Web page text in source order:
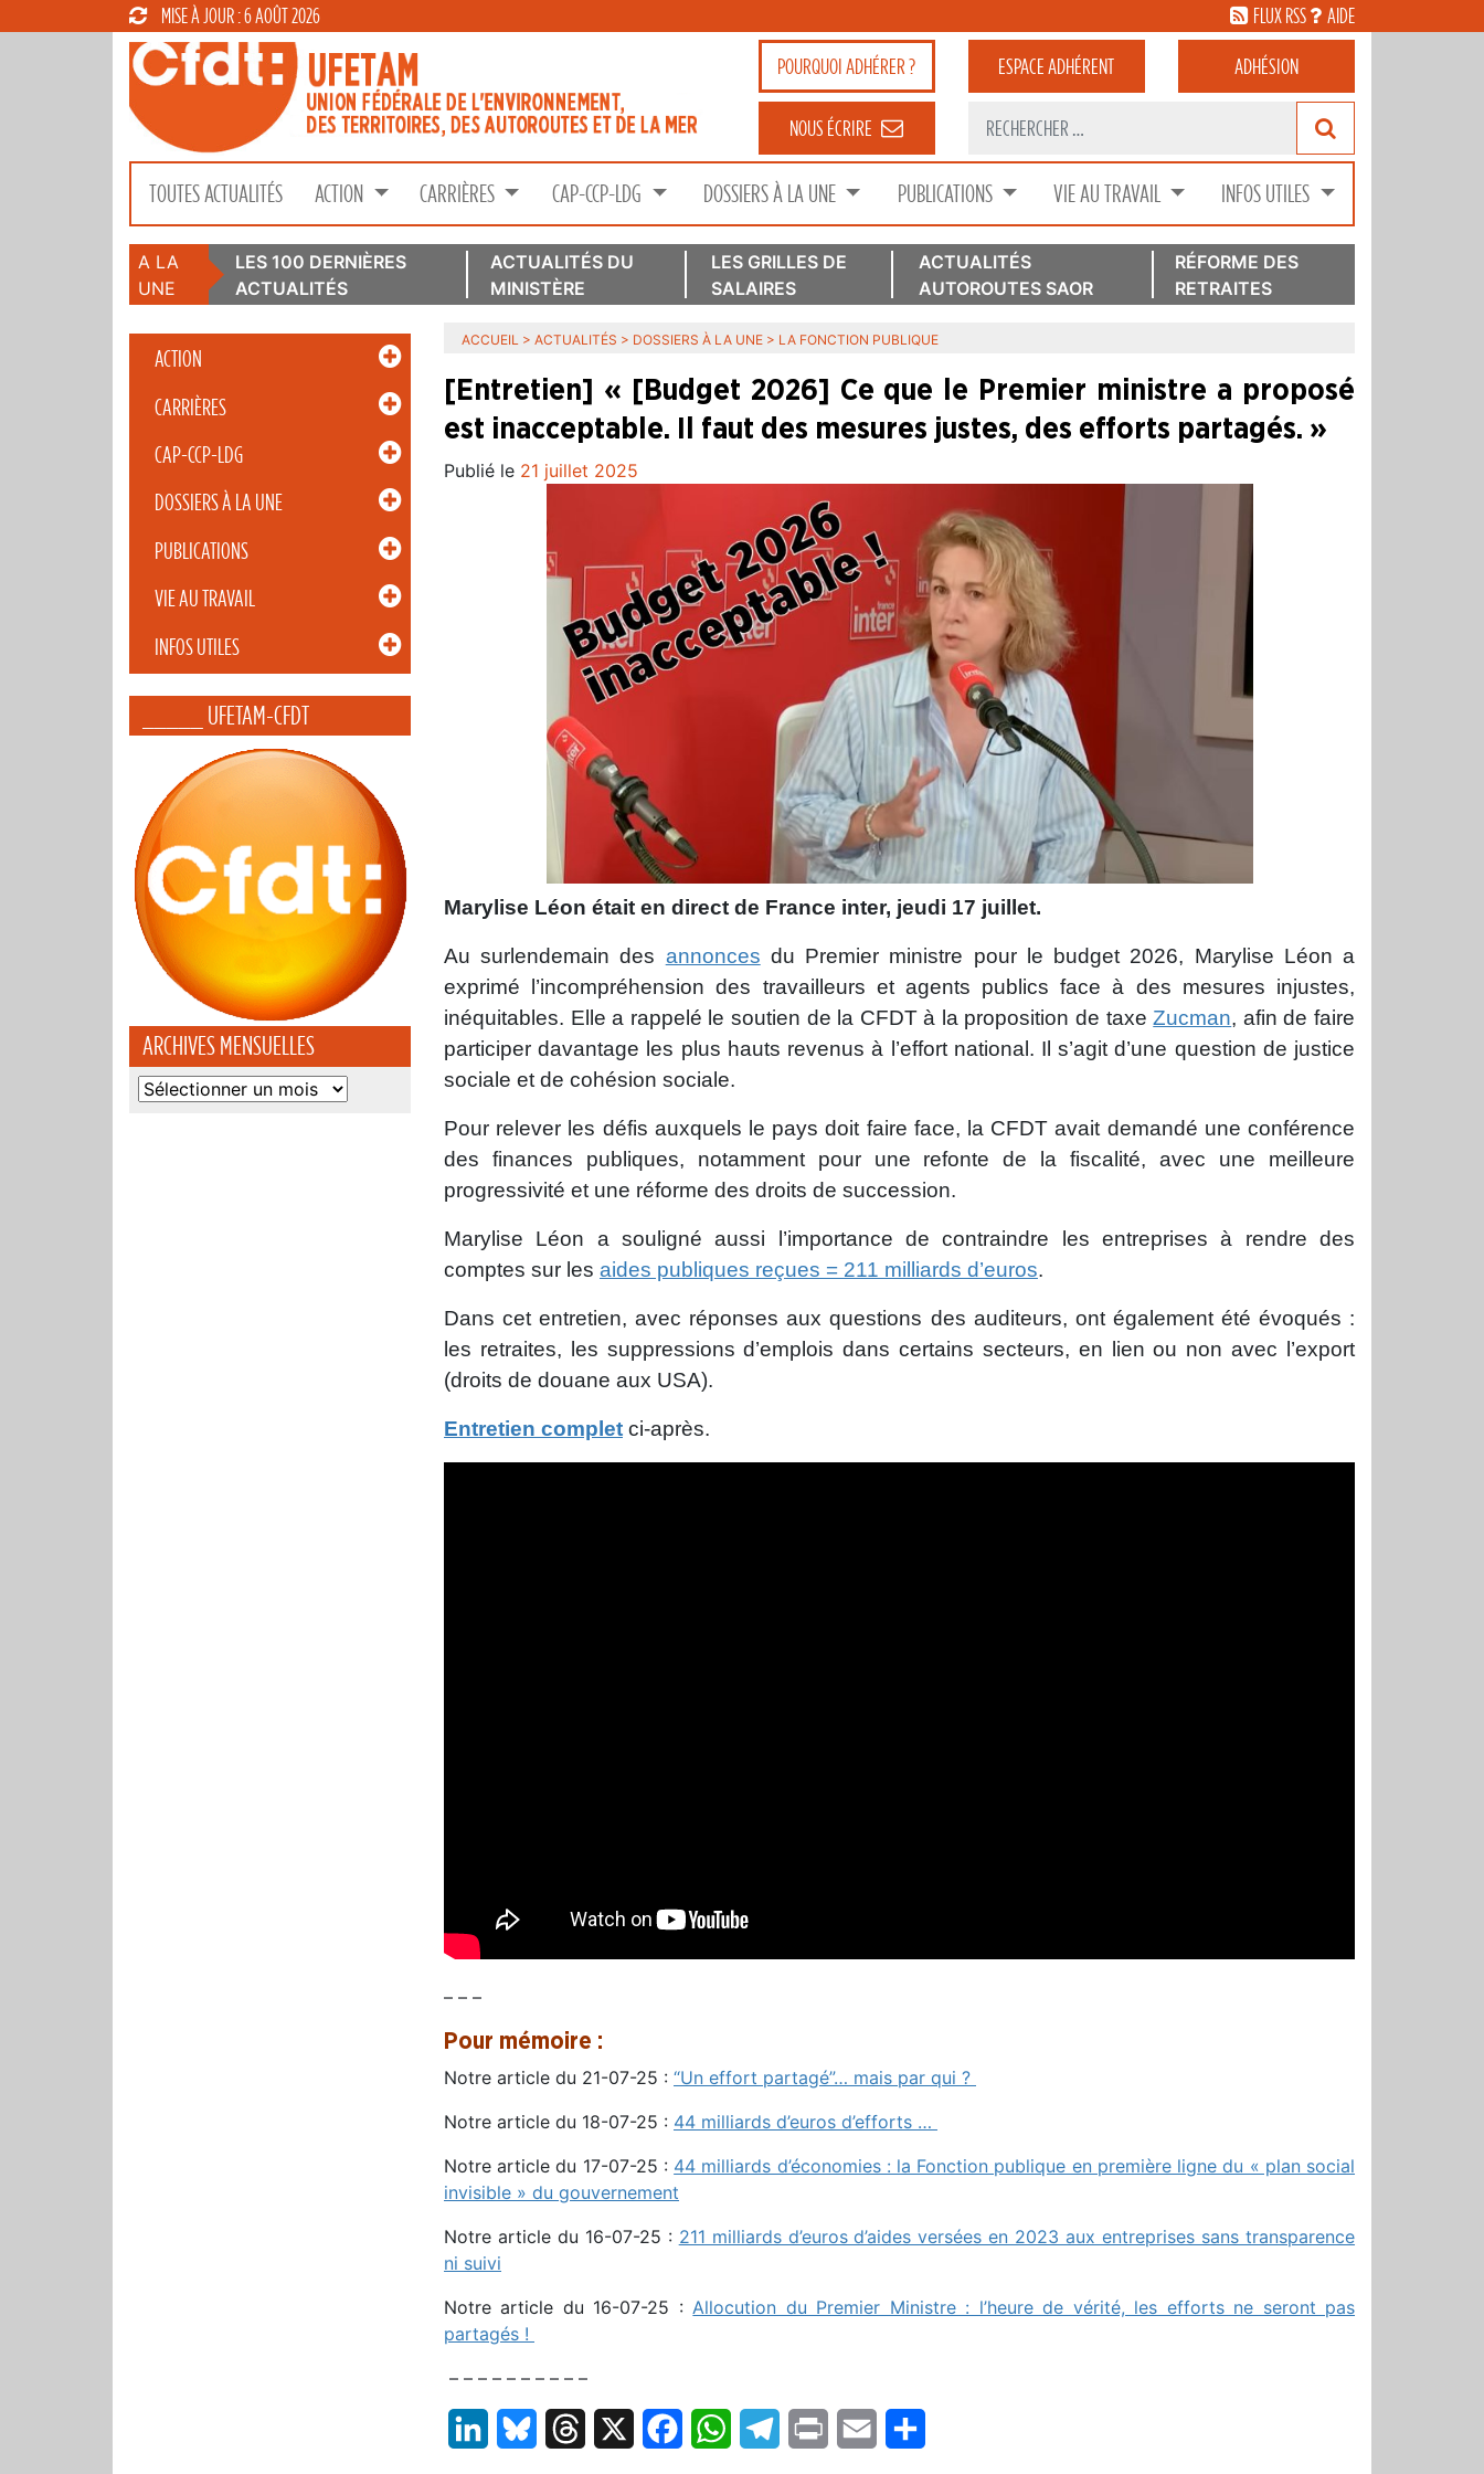
MISE À JOUR : 6 AOÛT 2026 FLUX RSS AIDE
POURQUOIADHÉRER ? ESPACEADHÉRENT ADHÉSION
NOUS ÉCRIRE
TOUTES ACTUALITÉS ACTION CARRIÈRES CAP-CCP-LDG DOSSIERS À LA UNE PUBLICATIONS VIE AU TRAVAIL INFOS UTILES
A LA
UNE
LES 100 DERNIÈRES
ACTUALITÉS
ACTUALITÉS DU
MINISTÈRE
LES GRILLES DE
SALAIRES
ACTUALITÉS
AUTOROUTES SAOR
RÉFORME DES
RETRAITES
ACTION
CARRIÈRES
CAP-CCP-LDG
DOSSIERS À LA UNE
PUBLICATIONS
VIE AU TRAVAIL
INFOS UTILES
_____ UFETAM-CFDT
ARCHIVES MENSUELLES
Archives
ACCUEIL > ACTUALITÉS > DOSSIERS À LA UNE > LA FONCTION PUBLIQUE
[Entretien] « [Budget 2026] Ce que le Premier ministre a proposé
est inacceptable. Il faut des mesures justes, des efforts partagés. »
Publié le 21 juillet 2025
Marylise Léon était en direct de France inter, jeudi 17 juillet.
Au surlendemain des annonces du Premier ministre pour le budget 2026, Marylise Léon a
exprimé l’incompréhension des travailleurs et agents publics face à des mesures injustes,
inéquitables. Elle a rappelé le soutien de la CFDT à la proposition de taxeZucman, afin de faire
participer davantage les plus hauts revenus à l’effort national. Il s’agit d’une question de justice
sociale et de cohésion sociale.
Pour relever les défis auxquels le pays doit faire face, la CFDT avait demandé une conférence
des finances publiques, notamment pour une refonte de la fiscalité, avec une meilleure
progressivité et une réforme des droits de succession.
Marylise Léon a souligné aussi l’importance de contraindre les entreprises à rendre des
comptes sur les aides publiques reçues = 211 milliards d’euros.
Dans cet entretien, avec réponses aux questions des auditeurs, ont également été évoqués :
les retraites, les suppressions d’emplois dans certains secteurs, en lien ou non avec l’export
(droits de douane aux USA).
Entretien complet ci-après.
– – –
Pour mémoire :
Notre article du 21-07-25 : “Un effort partagé”… mais par qui ?
Notre article du 18-07-25 : 44 milliards d’euros d’efforts …
Notre article du 17-07-25 : 44 milliards d’économies : la Fonction publique en première ligne du « plan social
invisible » du gouvernement
Notre article du 16-07-25 : 211 milliards d’euros d’aides versées en 2023 aux entreprises sans transparence
ni suivi
Notre article du 16-07-25 : Allocution du Premier Ministre : l’heure de vérité, les efforts ne seront pas
partagés !
– – – – – – – – – –
LinkedInBluesky Threads FacebookWhatsAppTelegram
Print Email